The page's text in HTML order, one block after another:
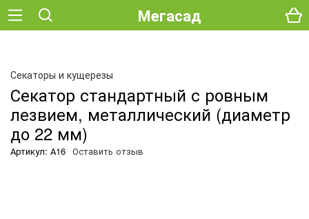
Мегасад
Секаторы и кущерезы
Секатор стандартный с ровным
лезвием, металлический (диаметр
до 22 мм)
Артикул: А16 Оставить отзыв